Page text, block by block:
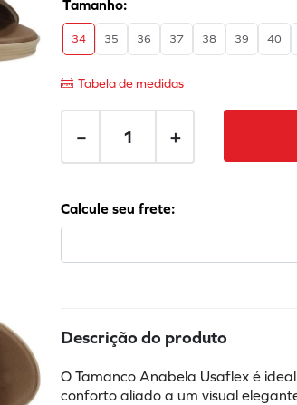
34 35 36 37 38 39 40
Tabela de medidas
＋
－
Descrição do produto
O Tamanco Anabela Usaflex é
conforto aliado a um visual